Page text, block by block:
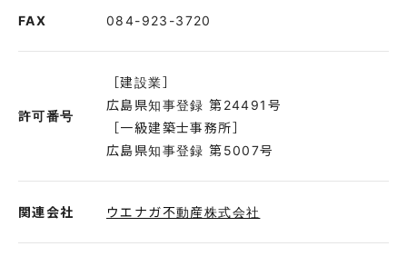
FAX 084-923-3720
許可番号
［建設業］
広島県知事登録 第24491号
［一級建築士事務所］
広島県知事登録 第5007号
関連会社 ウエナガ不動産株式会社